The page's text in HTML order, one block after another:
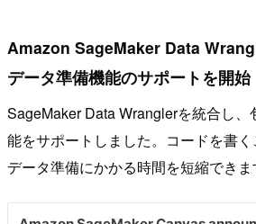
Amazon SageMaker Data
データ準備機能のサポートを開始
SageMaker Data Wranglerを統合し
能をサポートしました。コードを書
データ準備にかかる時間を短縮できま